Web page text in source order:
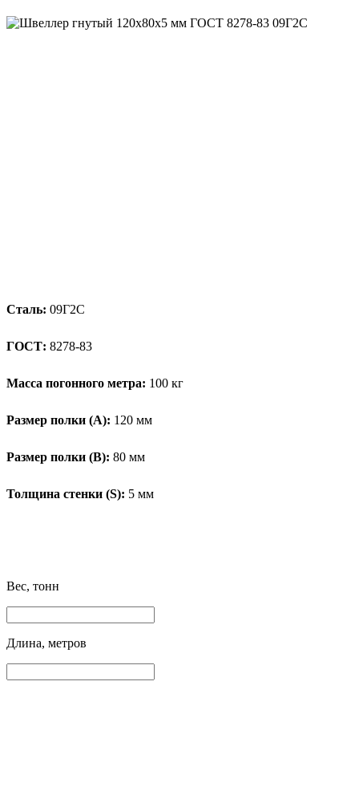
Сталь: 09Г2С
ГОСТ: 8278-83
Масса погонного метра: 100 кг
Размер полки (А): 120 мм
Размер полки (В): 80 мм
Толщина стенки (S): 5 мм
Вес, тонн
Длина, метров